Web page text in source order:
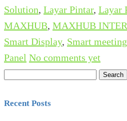
Solution, Layar Pintar, Layar
MAXHUB, MAXHUB
Smart Display, Smart
Panel No comments yet
Search
Recent Posts